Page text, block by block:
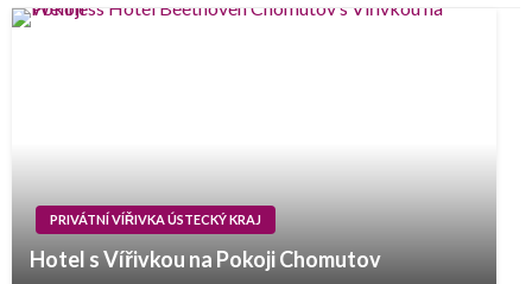
PRIVÁTNÍ VÍŘIVKA ÚSTECKÝ KRAJ
Hotel s Vířivkou na Pokoji Chomutov